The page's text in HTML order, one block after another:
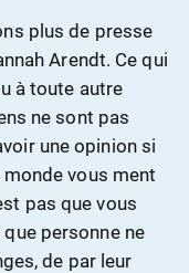
plus de presse
Arendt. Ce qui
à toute autre
ne sont pas
une opinion si
monde vous ment
pas que vous
personne ne
de par leur